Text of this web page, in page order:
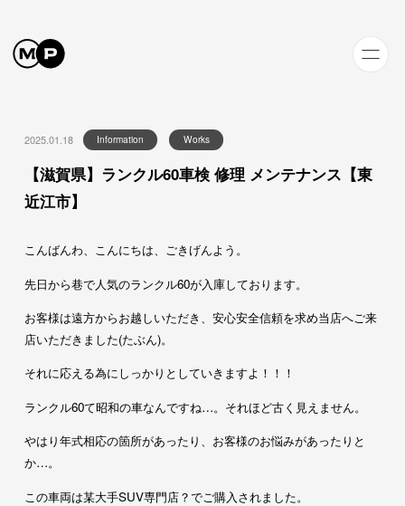
2025.01.18 Information Works
【滋賀県】ランクル60車検 修理 メンテナンス【東
近江市】
こんばんわ、こんにちは、ごきげんよう。
先日から巷で人気のランクル60が入庫しております。
お客様は遠方からお越しいただき、安心安全信頼を求め当店へご来
店いただきました(たぶん)。
それに応える為にしっかりとしていきますよ！！！
ランクル60て昭和の車なんですね…。それほど古く見えません。
やはり年式相応の箇所があったり、お客様のお悩みがあったりと
か…。
この車両は某大手SUV専門店？でご購入されました。